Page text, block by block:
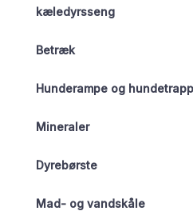
kæledyrsseng
Betræk
Hunderampe og
Mineraler
Dyrebørste
Mad- og vandskåle